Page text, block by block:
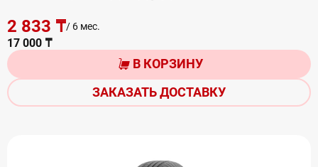
2 833 ₸/ 6 мес.
17 000 ₸
В КОРЗИНУ
ЗАКАЗАТЬ ДОСТАВКУ